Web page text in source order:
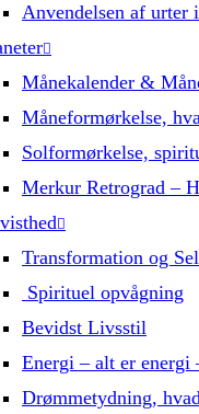
Anvendelsen af urter
Månekalender &
Måneformørkelse,
Solformørkelse,
Merkur Retrograd –
Transformation og
Spirituel opvågning
Bevidst Livsstil
Energi – alt er energi
Drømmetydning,